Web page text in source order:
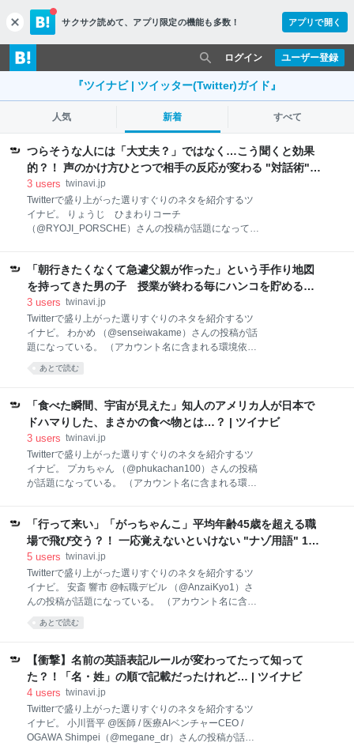
c
l
o
s
サクサク読めて、 アプリ限定の機能も多数！ アプリで開く
ユーザー登録
ログイン
『ツイナビ | ツイッター(Twitter)ガイド』
人気 新着 すべて
つらそうな人には「大丈夫？」ではなく…こう聞くと効果
的？！ 声のかけ方ひとつで相手の反応が変わる "対話術"
が話題に | ツイナビ
3 users twinavi.jp
Twitterで盛り上がった選りすぐりのネタを紹介するツ
イナビ。 りょうじ ひまわりコーチ
（@RYOJI_PORSCHE）さんの投稿が話題になってい
「大丈夫？」ではなく「しんどい？」って聞いてみて
ね。「大丈夫？」って聞かれると「大丈夫だよ」って
言ってしまいがち。でも「しんどい？」って聞けば、
「ちょっとしんどい」って言いやすい。マジメな人ほ
ど、SOSを出すのに勇気が必要。声のかけ方ひとつで
救える人もいるからね。 — りょうじ?ひまわりコーチ
聞く人は、それを言うことで"心配している自分"を認
のうちに。そして、そのことはなんとなく相手にも伝
わってしまう。聞かれた方も心配かけ
「朝行きたくなくて急遽父親が作った」という手作り地図
を持ってきた男の子 授業が終わる毎にハンコを貯めると
ゴールには…？ | ツイナビ
3 users twinavi.jp
Twitterで盛り上がった選りすぐりのネタを紹介するツ
イナビ。 わかめ （@senseiwakame）さんの投稿が話
題になっている。 （アカウント名に含まれる環境依存
文字・絵文字は反映されない場合もあります） クラス
の子が手作りの地図をもってきた。「朝行きたくなく
わるごとにもってきて「ハンコ下さい」と嬉しそうに
いう男の子。最後のゴールには”はあげんだっつ”と”は
ぐ”と書かれてありとても素敵な支援だと思った。 —
キな支援だね。 お父さんが作った地図のおかげで、男
の子の気持ちが前向きになったってことが素晴らし
い！ 「毎時間ハンコをもらってゴールを目指す」っ
ていると思うな！ きっと男の子はゴールにたどり着い
て、「はあげん
あとで読む
「食べた瞬間、宇宙が見えた」知人のアメリカ人が日本で
ドハマりした、まさかの食べ物とは…？ | ツイナビ
3 users twinavi.jp
Twitterで盛り上がった選りすぐりのネタを紹介するツ
イナビ。 プカちゃん （@phukachan100）さんの投稿
が話題になっている。 （アカウント名に含まれる環境
食い蕎麦屋の『春菊の天ぷら蕎麦』。食べた瞬間宇宙
が見えたらしい。入り口に貼ってあった春菊蕎麦のポ
スター指さしながらｱ...ｱ...とカオナシ状態になっていた
ら親切なサラリーマンの方が券売機で買い方を教えて
くれて、↓ — プカちゃん (@phukachan100) 09:00 AM
- 01 Jan 1970 初めて食べた春菊の天ぷらに感動し、そ
べ続けたらしい。何より、サラリーマンと肩を並べて
と嬉しくなったとか。そしてお腹いっぱいになっ
「行って来い」「がっちゃんこ」平均年齢45歳を超える職
場で飛び交う？！ 一応覚えないといけない "ナゾ用語" 16
選が話題に | ツイナビ
5 users twinavi.jp
Twitterで盛り上がった選りすぐりのネタを紹介するツ
イナビ。 安斎 響市 @転職デビル （@AnzaiKyo1）さ
んの投稿が話題になっている。 （アカウント名に含ま
れる環境依存文字・絵文字は反映されない場合もあり
ます） 新社会人に贈る、一部の職場でしか使われてい
来い ・えいや ・がっちゃんこ ・全員野球 ・一丁目一
番地 ・えんぴつ舐め舐め ・仁義切る ・ダマでやる ・
握る ・ポンチ絵 ・正直ベース ・ペライチ ・交通整理
転職デビル (@AnzaiKyo1) 09:00 AM - 01 Jan 1970 社
員の平均年齢が45歳を超える職場だと、これらの用語
が毎日飛び交っているイメージです。 — 安斎 響市 @
あとで読む
【衝撃】名前の英語表記ルールが変わってたって知って
た？！「名・姓」の順で記載だったけれど… | ツイナビ
4 users twinavi.jp
Twitterで盛り上がった選りすぐりのネタを紹介するツ
イナビ。 小川晋平 @医師 / 医療AIベンチャーCEO /
OGAWA Shimpei（@megane_dr）さんの投稿が話題